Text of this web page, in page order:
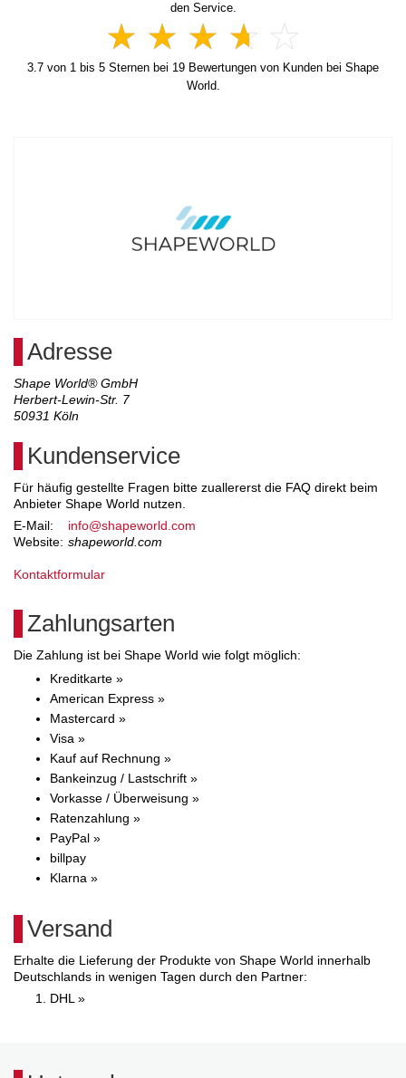
den Service.
3.7 von 1 bis 5 Sternen bei 19 Bewertungen von Kunden bei Shape
World.
Adresse
Shape World® GmbH
Herbert-Lewin-Str. 7
50931 Köln
Kundenservice
Für häufig gestellte Fragen bitte zuallererst die FAQ direkt beim
Anbieter Shape World nutzen.
E-Mail:
info@shapeworld.com
Website: shapeworld.com
Kontaktformular
Zahlungsarten
Die Zahlung ist bei Shape World wie folgt möglich:
Kreditkarte »
American Express »
Mastercard »
Visa »
Kauf auf Rechnung »
Bankeinzug / Lastschrift »
Vorkasse / Überweisung »
Ratenzahlung »
PayPal »
billpay
Klarna »
Versand
Erhalte die Lieferung der Produkte von Shape World innerhalb
Deutschlands in wenigen Tagen durch den Partner:
DHL »